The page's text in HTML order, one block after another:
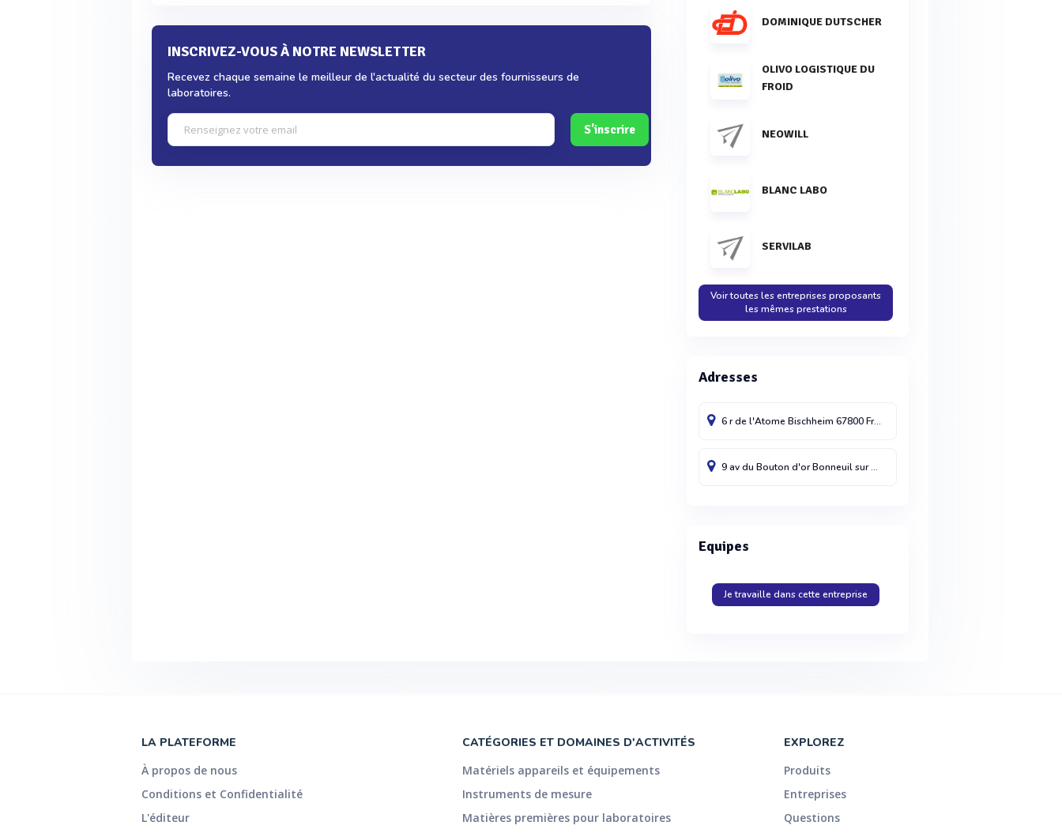
INSCRIVEZ-VOUS À NOTRE NEWSLETTER
Recevez chaque semaine le meilleur de l'actualité du secteur des fournisseurs de
laboratoires.
S'inscrire
DOMINIQUE DUTSCHER
OLIVO LOGISTIQUE DU
FROID
NEOWILL
BLANC LABO
SERVILAB
Voir toutes les entreprises proposants
les mêmes prestations
Adresses
6 r de l'AtomeBischheim67800France
9 av du Bouton d'orBonneuil sur Marne cdx
Equipes
Je travaille dans cette entreprise
LA PLATEFORME
À propos de nous
Conditions et Confidentialité
L'éditeur
CATÉGORIES ET DOMAINES D'ACTIVITÉS
Matériels appareils et équipements
Instruments de mesure
Matières premières pour laboratoires
EXPLOREZ
Produits
Entreprises
Questions